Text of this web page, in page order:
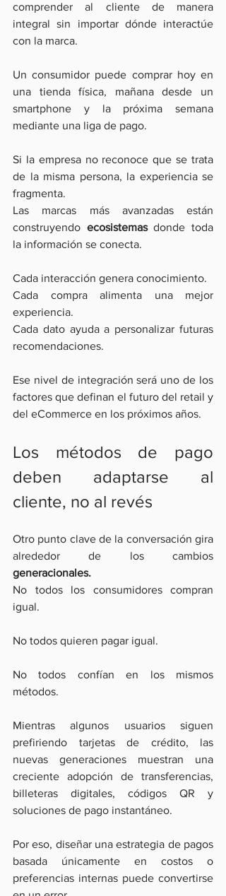
comprender al cliente de manera
integral sin importar dónde interactúe
con la marca.
Un consumidor puede comprar hoy en
una tienda física, mañana desde un
smartphone y la próxima semana
mediante una liga de pago.
Si la empresa no reconoce que se trata
de la misma persona, la experiencia se
fragmenta.
Las marcas más avanzadas están
construyendo ecosistemas donde toda
la información se conecta.
Cada interacción genera conocimiento.
Cada compra alimenta una mejor
experiencia.
Cada dato ayuda a personalizar futuras
recomendaciones.
Ese nivel de integración será uno de los
factores que definan el futuro del retail y
del eCommerce en los próximos años.
Los métodos de pago
deben adaptarse al
cliente, no al revés
Otro punto clave de la conversación gira
alrededor de los cambios
generacionales.
No todos los consumidores compran
igual.
No todos quieren pagar igual.
No todos confían en los mismos
métodos.
Mientras algunos usuarios siguen
prefiriendo tarjetas de crédito, las
nuevas generaciones muestran una
creciente adopción de transferencias,
billeteras digitales, códigos QR y
soluciones de pago instantáneo.
Por eso, diseñar una estrategia de pagos
basada únicamente en costos o
preferencias internas puede convertirse